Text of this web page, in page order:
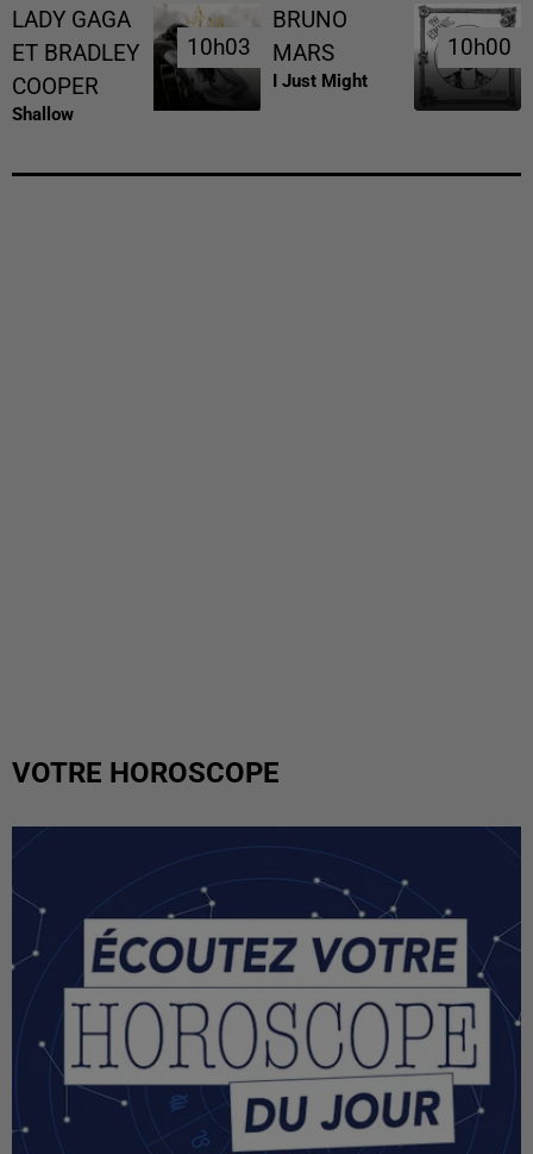
LADY GAGA
ET BRADLEY
COOPER
Shallow
10h03
10h03
BRUNO
MARS
I Just Might
10h00
10h00
VOTRE HOROSCOPE